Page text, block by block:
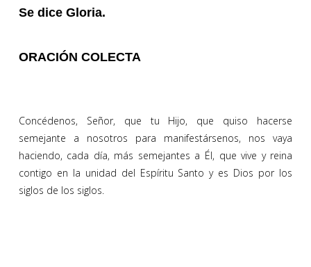
Se dice Gloria.
ORACIÓN COLECTA
Concédenos, Señor, que tu Hijo, que quiso hacerse
semejante a nosotros para manifestársenos, nos vaya
haciendo, cada día, más semejantes a Él, que vive y reina
contigo en la unidad del Espíritu Santo y es Dios por los
siglos de los siglos.